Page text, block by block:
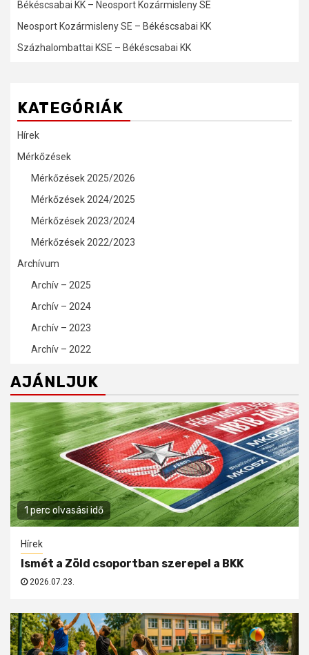
Békéscsabai KK – Neosport Kozármisleny SE
Neosport Kozármisleny SE – Békéscsabai KK
Százhalombattai KSE – Békéscsabai KK
KATEGÓRIÁK
Hírek
Mérkőzések
Mérkőzések 2025/2026
Mérkőzések 2024/2025
Mérkőzések 2023/2024
Mérkőzések 2022/2023
Archívum
Archív – 2025
Archív – 2024
Archív – 2023
Archív – 2022
AJÁNLJUK
1 perc olvasási idő
Hírek
Ismét a Zöld csoportban szerepel a BKK
2026.07.23.